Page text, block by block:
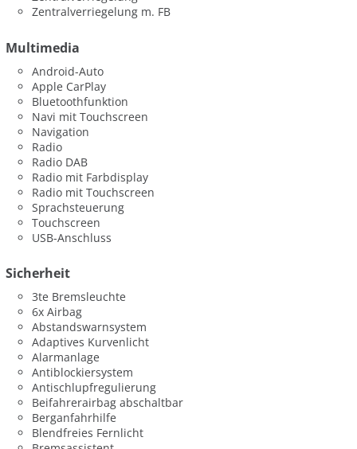
Zentralverriegelung m. FB
Multimedia
Android-Auto
Apple CarPlay
Bluetoothfunktion
Navi mit Touchscreen
Navigation
Radio
Radio DAB
Radio mit Farbdisplay
Radio mit Touchscreen
Sprachsteuerung
Touchscreen
USB-Anschluss
Sicherheit
3te Bremsleuchte
6x Airbag
Abstandswarnsystem
Adaptives Kurvenlicht
Alarmanlage
Antiblockiersystem
Antischlupfregulierung
Beifahrerairbag abschaltbar
Berganfahrhilfe
Blendfreies Fernlicht